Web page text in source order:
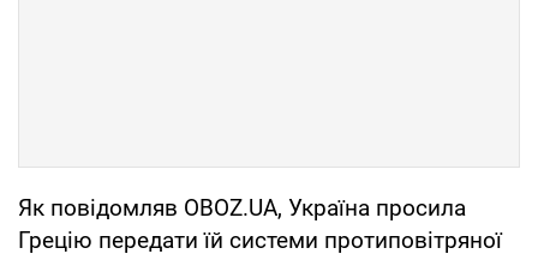
Як повідомляв OBOZ.UA, Україна просила
Грецію передати їй системи протиповітряної